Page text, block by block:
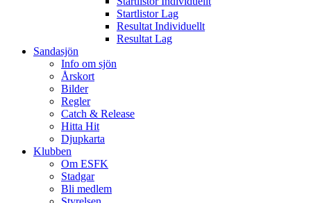
Startlistor Lag
Resultat Individuellt
Resultat Lag
Sandasjön
Info om sjön
Årskort
Bilder
Regler
Catch & Release
Hitta Hit
Djupkarta
Klubben
Om ESFK
Stadgar
Bli medlem